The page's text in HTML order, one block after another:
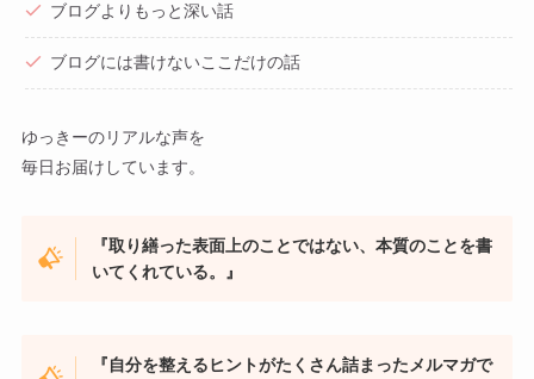
ブログよりもっと深い話
ブログには書けないここだけの話
ゆっきーのリアルな声を
毎日お届けしています。
『取り繕った表面上のことではない、本質のことを書
いてくれている。』
『自分を整えるヒントがたくさん詰まったメルマガで